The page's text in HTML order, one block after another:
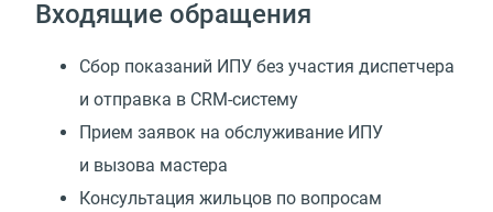
Входящие обращения
Сбор показаний ИПУ без участия диспетчера
и отправка в CRM-систему
Прием заявок на обслуживание ИПУ
и вызова мастера
Консультация жильцов по вопросам